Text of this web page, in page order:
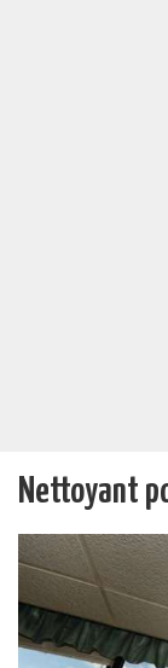
Nettoyant